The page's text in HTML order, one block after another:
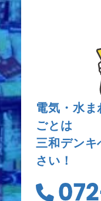
電気・水
ごとは
三和デン
さい！